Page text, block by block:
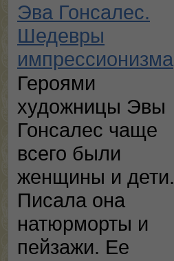
Эва Гонсалес.
Шедевры
импрессионизма
Героями
художницы Эвы
Гонсалес чаще
всего были
женщины и дети.
Писала она
натюрморты и
пейзажи. Ее